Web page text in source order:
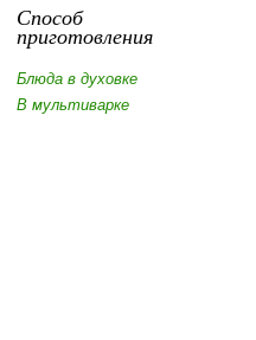
Способ
приготовления
Блюда в духовке
В мультиварке